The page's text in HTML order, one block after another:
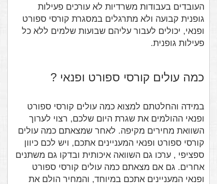
העובדים בעבודות משרדיות לא עורכים פעילות
גופנית קבועה ולא מתרגלים במסגרת קורסי ספורט
ופנאי, יכולים לעבור עליהם שבועות שלמים ללא כל
פעילות גופנית.
כמה עולים קורסי ספורט ופנאי ?
במידה והחלטתם למצוא כמה עולים קורסי ספורט
ופנאי ההולמים את שגרת היום שלכם, רצוי לערוך
השוואת מחירים מקיפה. לאחר שמצאתם כמה עולים
קורסי ספורט ופנאי המעניינים אתכם, ויש לכם כיוון
ספציפי , ערכו גם השוואה איכותית ובדקו גם משתנים
אחרים. גם אם מצאתם כמה עולים קורסי ספורט
ופנאי המעניינים אתכם במיוחד, והמחיר הולם את